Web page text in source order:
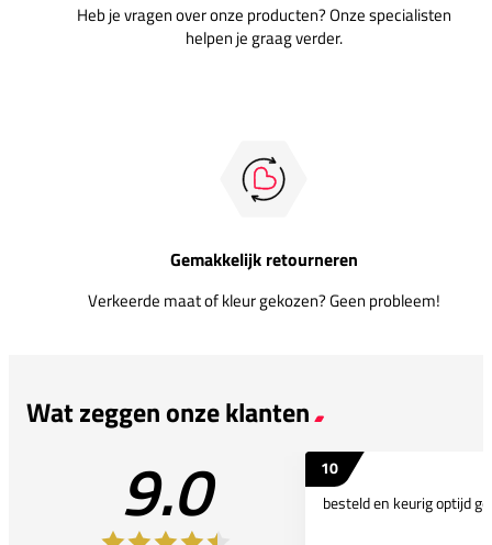
Heb je vragen over onze producten? Onze specialisten
helpen je graag verder.
Gemakkelijk retourneren
Verkeerde maat of kleur gekozen? Geen probleem!
Wat zeggen onze klanten
9.0
10
besteld en keurig optijd